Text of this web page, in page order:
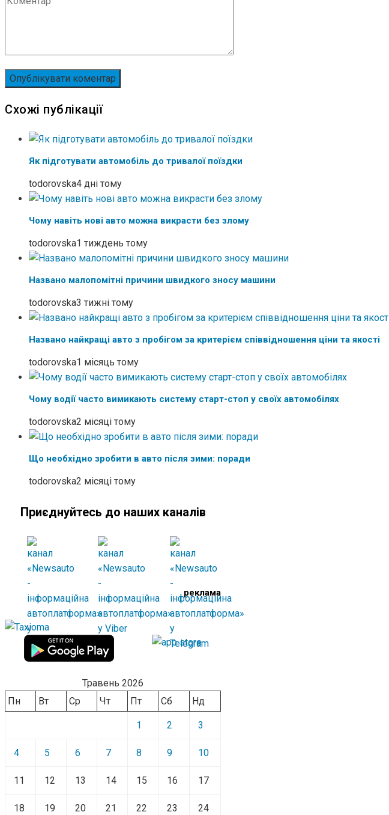
Схожі публікації
Як підготувати автомобіль до тривалої поїздки
todorovska4 дні тому
Чому навіть нові авто можна викрасти без злому
todorovska1 тиждень тому
Названо малопомітні причини швидкого зносу машини
todorovska3 тижні тому
Названо найкращі авто з пробігом за критерієм співвідношення ціни та якості
todorovska1 місяць тому
Чому водії часто вимикають систему старт-стоп у своїх автомобілях
todorovska2 місяці тому
Що необхідно зробити в авто після зими: поради
todorovska2 місяці тому
Приєднуйтесь до наших каналів
реклама
Травень 2026
Пн
Вт Ср Чт Пт Сб Нд
1 2 3
4 5 6 7 8 9 10
11 12 13 14 15 16 17
18 19 20 21 22 23 24